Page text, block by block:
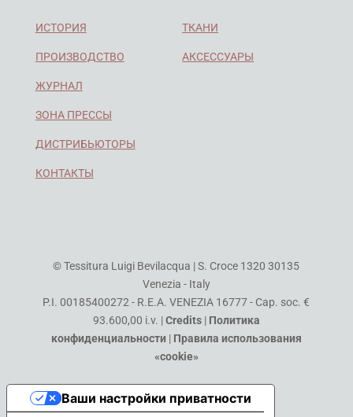
ИСТОРИЯ
ПРОИЗВОДСТВО
ЖУРНАЛ
ЗОНА ПРЕССЫ
ДИСТРИБЬЮТОРЫ
КОНТАКТЫ
ТКАНИ
АКСЕССУАРЫ
© Tessitura Luigi Bevilacqua | S. Croce 1320 30135
Venezia - Italy
P.I. 00185400272 - R.E.A. VENEZIA 16777 - Cap. soc. €
93.600,00 i.v. |Credits| Политика
конфиденциальности | Правила использования
«cookie»
Ваши настройки приватности